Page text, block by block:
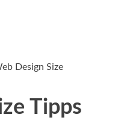
Design Size
Tipps